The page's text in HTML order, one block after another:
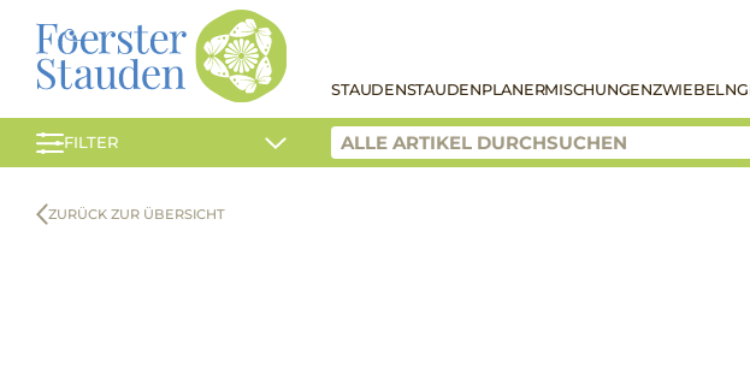
STAUDENSTAUDENPLANERMISCHUNGENZWIEBELN
FILTER
ZURÜCK ZUR ÜBERSICHT